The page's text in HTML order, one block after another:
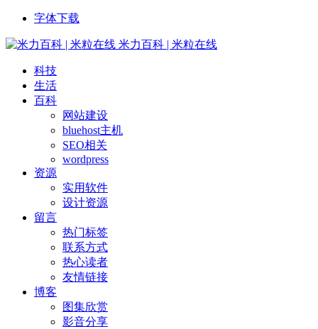
字体下载
米力百科 | 米粒在线
科技
生活
百科
网站建设
bluehost主机
SEO相关
wordpress
资源
实用软件
设计资源
留言
热门标签
联系方式
热心读者
友情链接
博客
图集欣赏
影音分享